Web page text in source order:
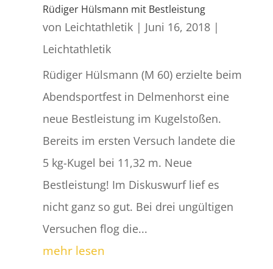
Rüdiger Hülsmann mit Bestleistung
von Leichtathletik| Juni 16, 2018|
Leichtathletik
Rüdiger Hülsmann (M 60) erzielte beim
Abendsportfest in Delmenhorst eine
neue Bestleistung im Kugelstoßen.
Bereits im ersten Versuch landete die
5 kg-Kugel bei 11,32 m. Neue
Bestleistung! Im Diskuswurf lief es
nicht ganz so gut. Bei drei ungültigen
Versuchen flog die...
mehr lesen